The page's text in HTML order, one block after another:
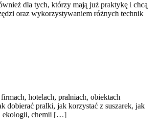
dla tych, którzy mają już praktykę i chcą
oraz wykorzystywaniem różnych technik
hotelach, pralniach, obiektach
dobierać pralki, jak korzystać z suszarek, jak
ekologii, chemii […]